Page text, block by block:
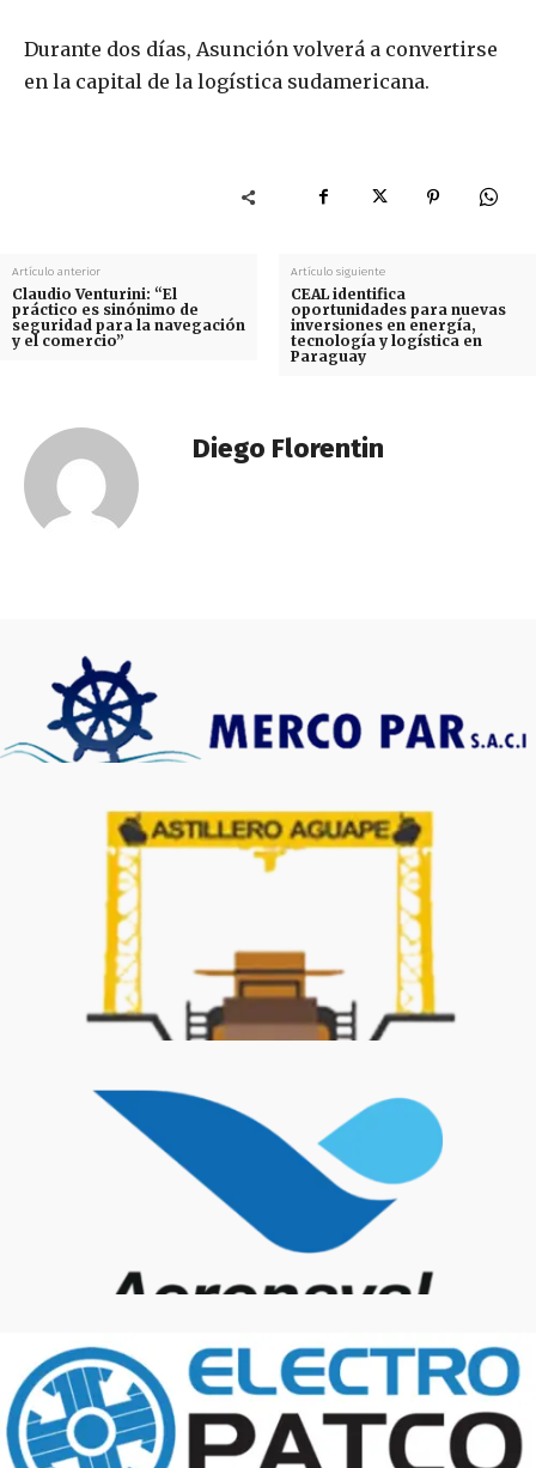
Durante dos días, Asunción volverá a convertirse
en la capital de la logística sudamericana.
Artículo anterior
Claudio Venturini: “El
práctico es sinónimo de
seguridad para la navegación
y el comercio”
Artículo siguiente
CEAL identifica
oportunidades para nuevas
inversiones en energía,
tecnología y logística en
Paraguay
Diego Florentin